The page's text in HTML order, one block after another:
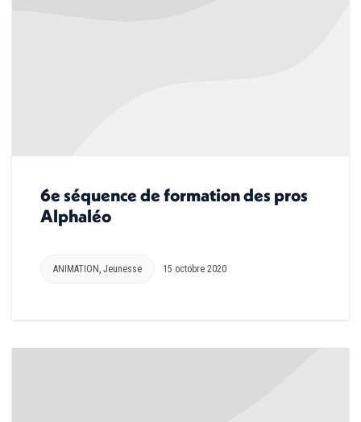
6e séquence de formation des pros
Alphaléo
ANIMATION , Jeunesse 15 octobre 2020